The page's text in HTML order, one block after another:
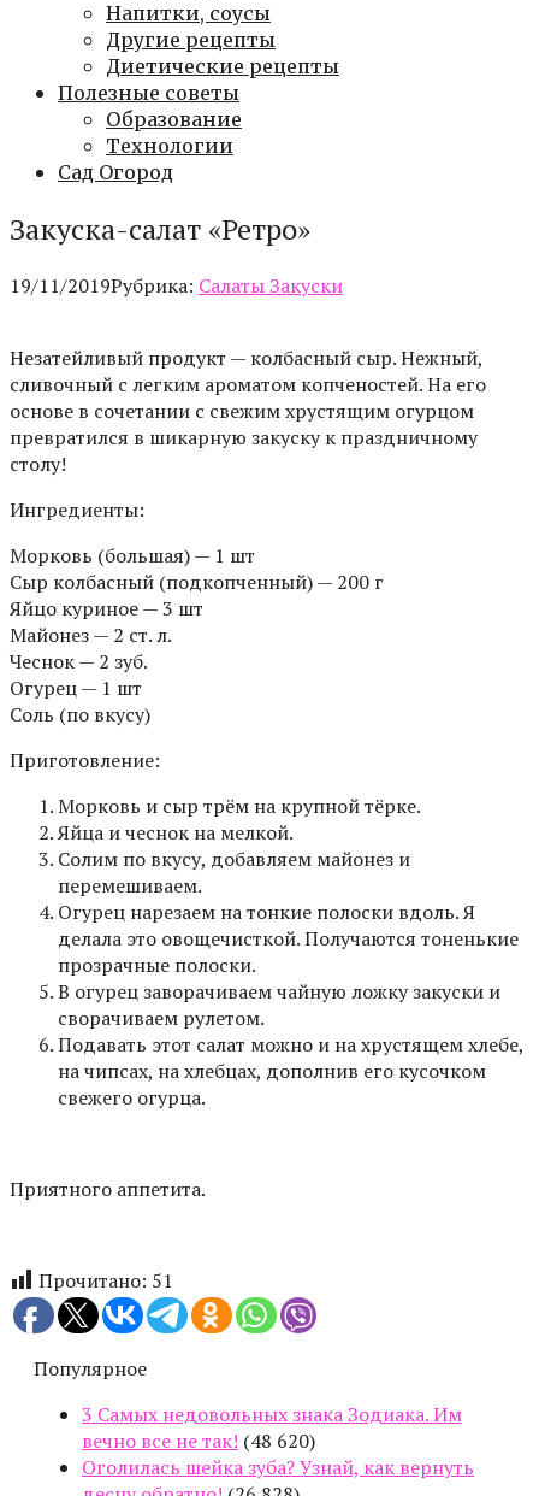
Напитки, соусы
Другие рецепты
Диетические рецепты
Полезные советы
Образование
Технологии
Сад Огород
Закуска-салат «Ретро»
19/11/2019Рубрика: Салаты Закуски
Незатейливый продукт — колбасный сыр. Нежный,
сливочный с легким ароматом копченостей. На его
основе в сочетании с свежим хрустящим огурцом
превратился в шикарную закуску к праздничному
столу!
Ингредиенты:
Морковь (большая) — 1 шт
Сыр колбасный (подкопченный) — 200 г
Яйцо куриное — 3 шт
Майонез — 2 ст. л.
Чеснок — 2 зуб.
Огурец — 1 шт
Соль (по вкусу)
Приготовление:
Морковь и сыр трём на крупной тёрке.
Яйца и чеснок на мелкой.
Солим по вкусу, добавляем майонез и
перемешиваем.
Огурец нарезаем на тонкие полоски вдоль. Я
делала это овощечисткой. Получаются тоненькие
прозрачные полоски.
В огурец заворачиваем чайную ложку закуски и
сворачиваем рулетом.
Подавать этот салат можно и на хрустящем хлебе,
на чипсах, на хлебцах, дополнив его кусочком
свежего огурца.
Приятного аппетита.
Прочитано: 51
Популярное
3 Самых недовольных знака Зодиака. Им
вечно все не так! (48 620)
Оголилась шейка зуба? Узнай, как вернуть